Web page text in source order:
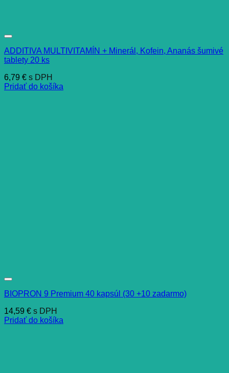
ADDITIVA MULTIVITAMÍN + Minerál, Kofein, Ananás šumivé
tablety 20 ks
6,79 € s DPH
Pridať do košíka
BIOPRON 9 Premium 40 kapsúl (30 +10 zadarmo)
14,59 € s DPH
Pridať do košíka